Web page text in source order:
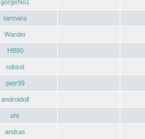
gorgeNo1
tarmara
Warder
HB80
robsol
petr99
androidoll
ohr
andras